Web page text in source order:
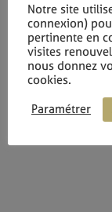
Ouagadougou,
Notre site
connexion)
pertinente en
visites
nous donnez
cookies.
Paramétrer